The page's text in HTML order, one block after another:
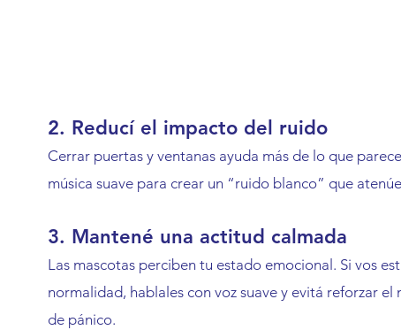
2. Reducí el impacto del ruido
Cerrar puertas y ventanas ayuda más de lo que
música suave para crear un “ruido blanco” que
3. Mantené una actitud calmada
Las mascotas perciben tu estado emocional. Si vos
normalidad, hablales con voz suave y evitá reforzar
de pánico.